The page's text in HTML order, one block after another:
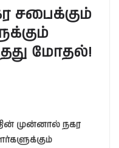
சபைக்கும்
மோதல்!
முன்னால் நகர